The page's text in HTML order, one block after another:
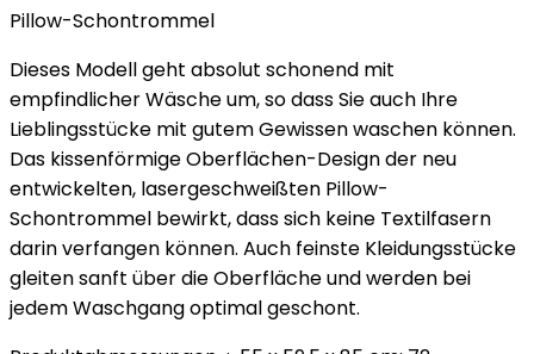
Pillow-Schontrommel
Dieses Modell geht absolut schonend mit
empfindlicher Wäsche um, so dass Sie auch Ihre
Lieblingsstücke mit gutem Gewissen waschen können.
Das kissenförmige Oberflächen-Design der neu
entwickelten, lasergeschweißten Pillow-
Schontrommel bewirkt, dass sich keine Textilfasern
darin verfangen können. Auch feinste Kleidungsstücke
gleiten sanft über die Oberfläche und werden bei
jedem Waschgang optimal geschont.